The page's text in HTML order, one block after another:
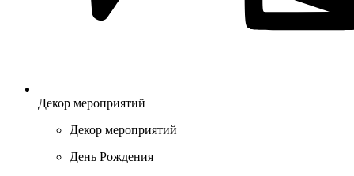
Декор мероприятий
Декор мероприятий
День Рождения